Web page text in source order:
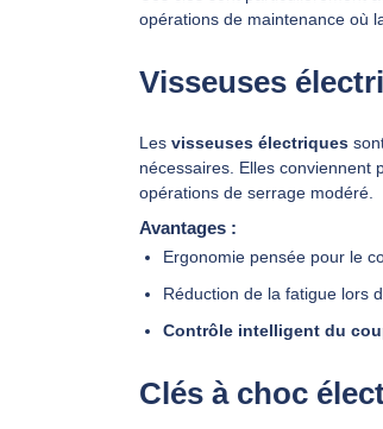
opérations de maintenance où
Visseuses
Les visseuses électriques
nécessaires. Elles conviennent
opérations de serrage modéré.
Avantages :
Ergonomie pensée pour le
Réduction de la fatigue lors
Contrôle intelligent du
Clés à choc